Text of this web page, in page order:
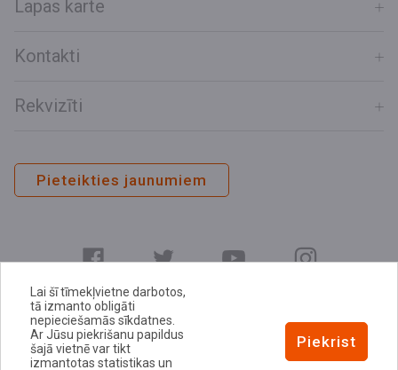
Lapas karte
Kontakti
Rekvizīti
Pieteikties jaunumiem
E-adrese
Privātuma politika
Lai šī tīmekļvietne darbotos,
tā izmanto obligāti
nepieciešamās sīkdatnes.
Ar Jūsu piekrišanu papildus
šajā vietnē var tikt
izmantotas statistikas un
Piekrist